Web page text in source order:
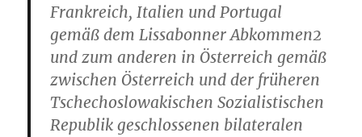
Frankreich, Italien und Portugal
gemäß dem Lissabonner Abkommen2
und zum anderen in Österreich gemäß
zwischen Österreich und der früheren
Tschechoslowakischen Sozialistischen
Republik geschlossenen bilateralen